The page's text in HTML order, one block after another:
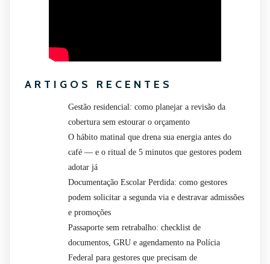
ARTIGOS RECENTES
Gestão residencial: como planejar a revisão da
cobertura sem estourar o orçamento
O hábito matinal que drena sua energia antes do
café — e o ritual de 5 minutos que gestores podem
adotar já
Documentação Escolar Perdida: como gestores
podem solicitar a segunda via e destravar admissões
e promoções
Passaporte sem retrabalho: checklist de
documentos, GRU e agendamento na Polícia
Federal para gestores que precisam de